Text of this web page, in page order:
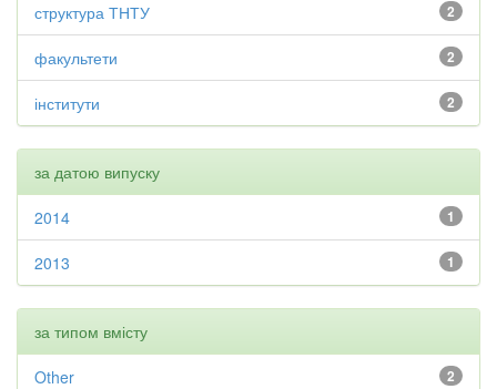
2
структура ТНТУ
2
факультети
2
інститути
за датою випуску
1
2014
1
2013
за типом вмісту
2
Other